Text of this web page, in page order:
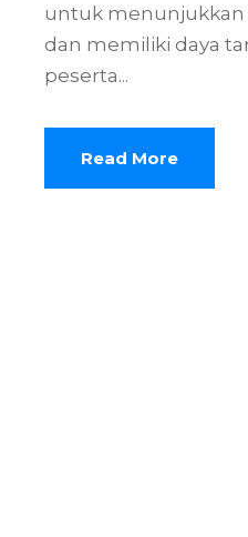
untuk menunjukkan
dan memiliki daya
peserta...
Read More